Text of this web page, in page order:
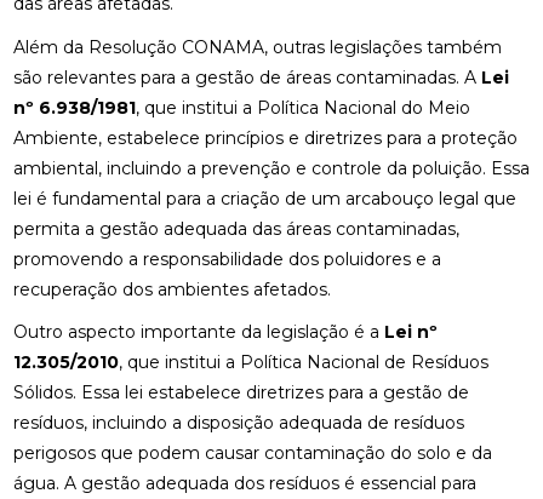
Além da Resolução CONAMA, outras legislações também
são relevantes para a gestão de áreas contaminadas. A Lei
nº 6.938/1981, que institui a Política Nacional do Meio
Ambiente, estabelece princípios e diretrizes para a proteção
ambiental, incluindo a prevenção e controle da poluição. Essa
lei é fundamental para a criação de um arcabouço legal que
permita a gestão adequada das áreas contaminadas,
promovendo a responsabilidade dos poluidores e a
recuperação dos ambientes afetados.
Outro aspecto importante da legislação é a Lei nº
12.305/2010, que institui a Política Nacional de Resíduos
Sólidos. Essa lei estabelece diretrizes para a gestão de
resíduos, incluindo a disposição adequada de resíduos
perigosos que podem causar contaminação do solo e da
água. A gestão adequada dos resíduos é essencial para